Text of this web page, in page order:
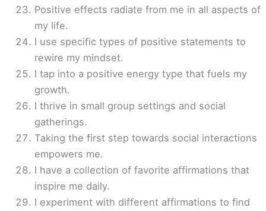
Positive effects radiate from me in all aspects of
my life.
I use specific types of positive statements to
rewire my mindset.
I tap into a positive energy type that fuels my
growth.
I thrive in small group settings and social
gatherings.
Taking the first step towards social interactions
empowers me.
I have a collection of favorite affirmations that
inspire me daily.
I experiment with different affirmations to find